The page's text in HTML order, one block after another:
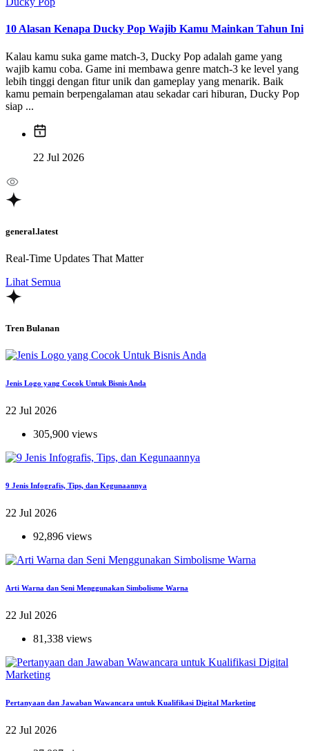
10 Alasan Kenapa Ducky Pop Wajib Kamu Mainkan Tahun Ini
Kalau kamu suka game match-3, Ducky Pop adalah game yang
wajib kamu coba. Game ini membawa genre match-3 ke level yang
lebih tinggi dengan fitur unik dan gameplay yang menarik. Baik
kamu pemain berpengalaman atau sekadar cari hiburan, Ducky Pop
siap ...
22 Jul 2026
general.latest
Real-Time Updates That Matter
Lihat Semua
Tren Bulanan
Jenis Logo yang Cocok Untuk Bisnis Anda
22 Jul 2026
305,900 views
9 Jenis Infografis, Tips, dan Kegunaannya
22 Jul 2026
92,896 views
Arti Warna dan Seni Menggunakan Simbolisme Warna
22 Jul 2026
81,338 views
Pertanyaan dan Jawaban Wawancara untuk Kualifikasi Digital Marketing
22 Jul 2026